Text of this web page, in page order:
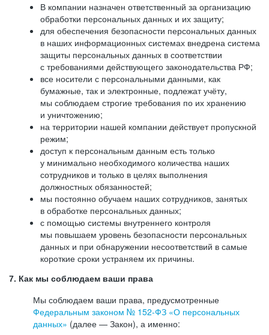
В компании назначен ответственный за организацию
обработки персональных данных и их защиту;
для обеспечения безопасности персональных данных
в наших информационных системах внедрена система
защиты персональных данных в соответствии
с требованиями действующего законодательства РФ;
все носители с персональными данными, как
бумажные, так и электронные, подлежат учёту,
мы соблюдаем строгие требования по их хранению
и уничтожению;
на территории нашей компании действует пропускной
режим;
доступ к персональным данным есть только
у минимально необходимого количества наших
сотрудников и только в целях выполнения
должностных обязанностей;
мы постоянно обучаем наших сотрудников, занятых
в обработке персональных данных;
с помощью системы внутреннего контроля
мы повышаем уровень безопасности персональных
данных и при обнаружении несоответствий в самые
короткие сроки устраняем их причины.
7. Как мы соблюдаем ваши права
Мы соблюдаем ваши права, предусмотренные
Федеральным законом № 152-ФЗ «О персональных
данных» (далее — Закон), а именно: